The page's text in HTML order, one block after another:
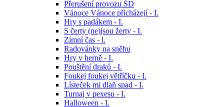
Přerušení provozu ŠD
Vánoce Vánoce přicházejí - I.
Hry s padákem - I.
S čerty (ne)jsou žerty - I.
Zimní čas - l.
Radovánky na sněhu
Hry v herně - I.
Pouštění draků - I.
Foukej foukej větříčku - I.
Lísteček mi dlaň spad - I.
Turnaj v pexesu - I.
Halloween - I.